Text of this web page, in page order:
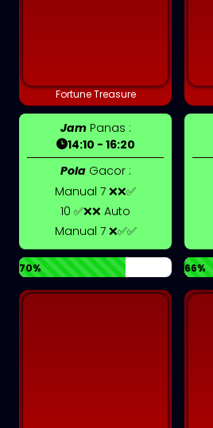
Fortune Treasure
JamPanas :
14:10 - 16:20
PolaGacor :
Manual 7 ❌❌✅
10 ✅❌❌ Auto
Manual 7 ❌✅✅
70% 66%